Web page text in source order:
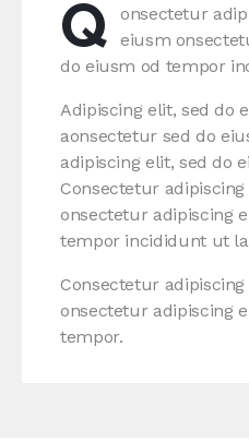
Q
onsectetur
eiusm
do eiusm od tempor
Adipiscing elit, sed do
aonsectetur sed do
adipiscing elit, sed do
Consectetur
onsectetur adipiscing
tempor incididunt ut
Consectetur
onsectetur adipiscing
tempor.